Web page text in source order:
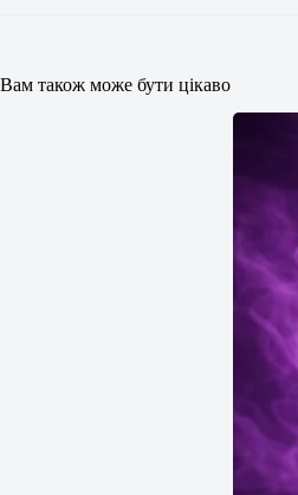
Вам також може бути цікаво